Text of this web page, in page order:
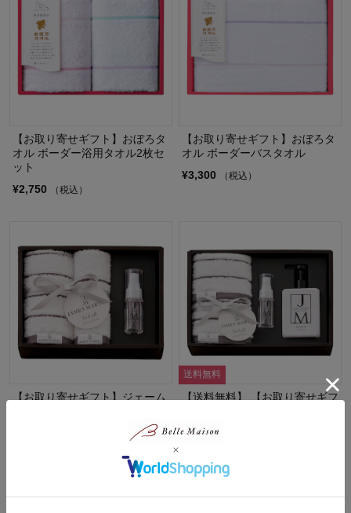
【お取り寄せギフト】おぼろタ
オル ボーダー浴用タオル2枚セ
ット
¥2,750
（税込）
【お取り寄せギフト】おぼろタ
オル ボーダーバスタオル
¥3,300
（税込）
【お取り寄せギフト】ジェーム
タイザー携帯用＆タオル2枚セ
送料無料
【送料無料】 【お取り寄せギフ
ィッシュリキッド＆サニタイザ
¥5,500